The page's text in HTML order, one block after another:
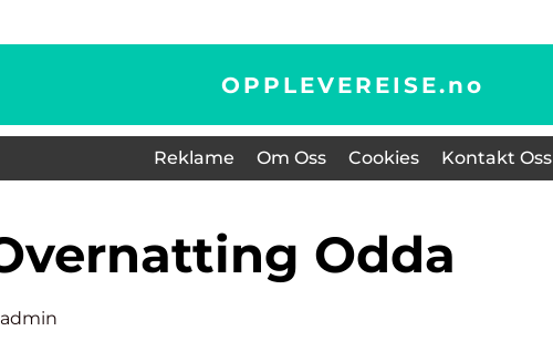
OPPLEVEREISE.no
Reklame Om Oss Cookies Kontakt Oss
Overnatting Odda
admin